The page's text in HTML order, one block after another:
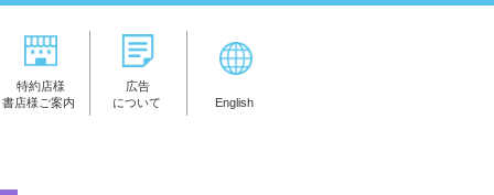
特約店様
書店様ご案内
広告
について
English